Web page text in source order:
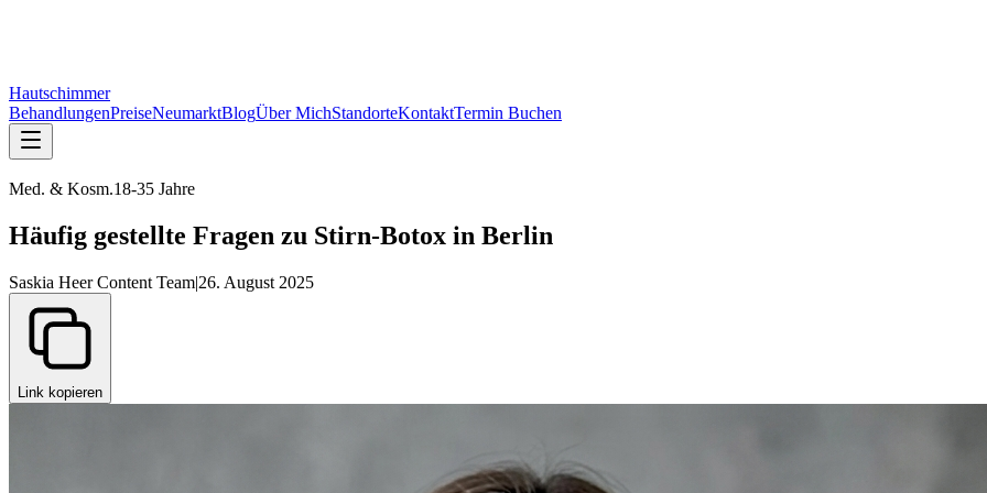
Hautschimmer
BehandlungenPreiseNeumarktBlogÜber MichStandorteKontaktTermin Buchen
Med. & Kosm.18-35 Jahre
Häufig gestellte Fragen zu Stirn-Botox in Berlin
Saskia Heer Content Team|26. August 2025
Link kopieren